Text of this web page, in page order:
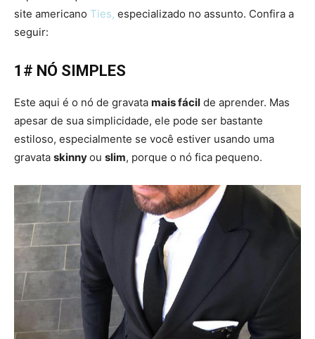
site americano Ties, especializado no assunto. Confira a
seguir:
1# NÓ SIMPLES
Este aqui é o nó de gravata mais fácil de aprender. Mas
apesar de sua simplicidade, ele pode ser bastante
estiloso, especialmente se você estiver usando uma
gravata skinnyou slim, porque o nó fica pequeno.